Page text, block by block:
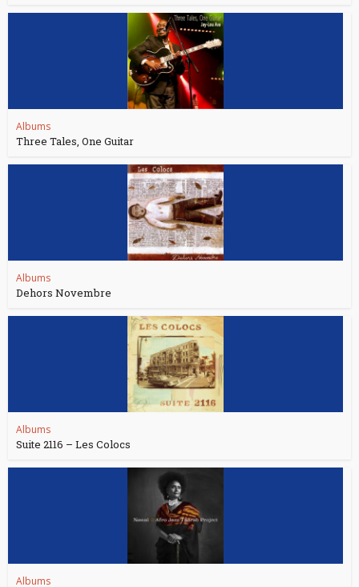
Albums
Three Tales, One Guitar
Albums
Dehors Novembre
Albums
Suite 2116 – Les Colocs
Albums